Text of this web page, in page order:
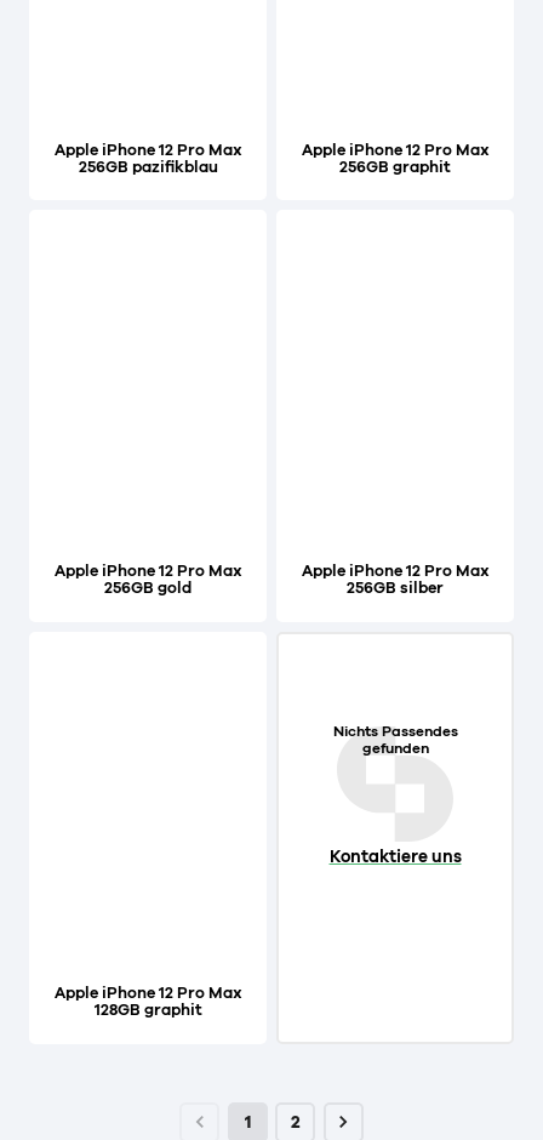
Apple iPhone 12 Pro Max
256GB pazifikblau
Apple iPhone 12 Pro Max
256GB graphit
Apple iPhone 12 Pro Max
256GB gold
Apple iPhone 12 Pro Max
256GB silber
Apple iPhone 12 Pro Max
128GB graphit
Nichts Passendes
gefunden
Kontaktiere uns
1 2